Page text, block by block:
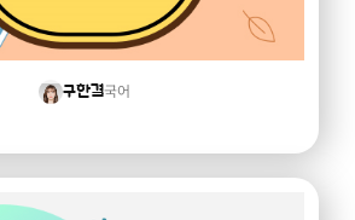
구한결국어